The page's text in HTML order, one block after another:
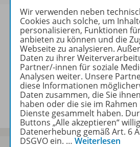
Informationen
Beschreibung
Wir verwenden neben
Cookies auch solche, um
personalisieren, Funktionen
anbieten zu können und die
Webseite zu analysieren.
Daten zu ihrer
Partner/-innen für soziale
Analysen weiter. Unsere
diese Informationen
Daten zusammen, die Sie
haben oder die sie im
Dienste gesammelt haben.
Buttons „Alle akzeptieren“
Datenerhebung gemäß Art. 6
DSGVO ein. … Weiterlesen